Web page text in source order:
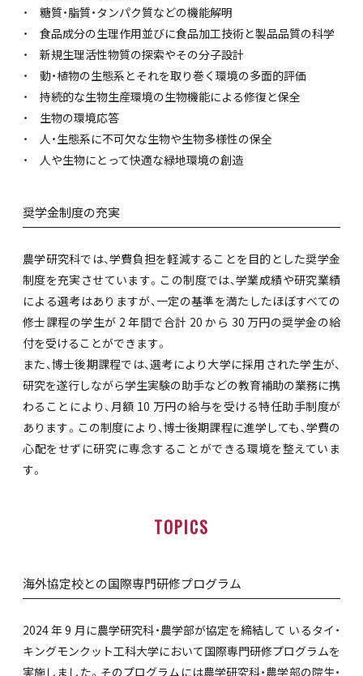
糖質・脂質・タンパク質などの機能解明
食品成分の生理作用並びに食品加工技術と製品品質の科学
新規生理活性物質の探索やその分子設計
動・植物の生態系とそれを取り巻く環境の多面的評価
持続的な生物生産環境の生物機能による修復と保全
生物の環境応答
人・生態系に不可欠な生物や生物多様性の保全
人や生物にとって快適な緑地環境の創造
奨学金制度の充実
農学研究科では、学費負担を軽減することを目的とした奨学金
制度を充実させています。この制度では、学業成績や研究業績
による選考はありますが、一定の基準を満たしたほぼすべての
修士課程の学生が 2 年間で合計 20 から 30 万円の奨学金の給
付を受けることができます。
また、博士後期課程では、選考により大学に採用された学生が、
研究を遂行しながら学生実験の助手などの教育補助の業務に携
わることにより、月額 10 万円の給与を受ける特任助手制度が
あります。この制度により、博士後期課程に進学しても、学費の
心配をせずに研究に専念することができる環境を整えていま
す。
TOPICS
海外協定校との国際専門研修プログラム
2024 年 9 月に農学研究科・農学部が協定を締結して いるタイ・
キングモンクット工科大学において国際専門研修プログラムを
実施しました。そのプログラムには農学研究科・農学部の院生・